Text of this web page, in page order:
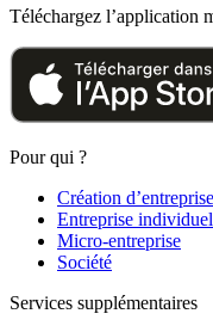
Téléchargez l’application
Pour qui ?
Création d’entreprise
Entreprise
Micro-entreprise
Société
Services supplémentaires